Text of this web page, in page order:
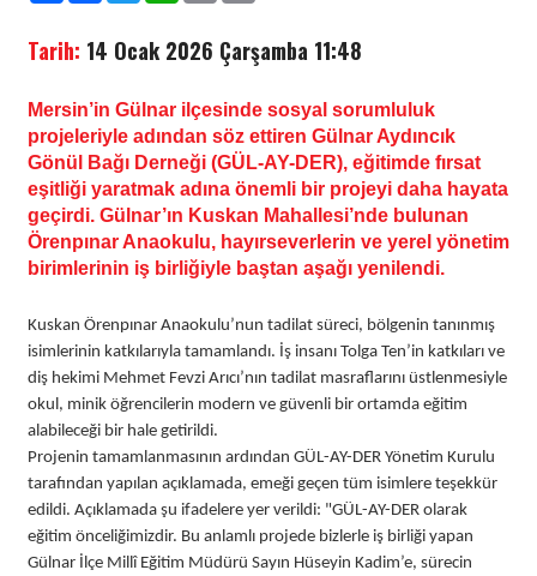
Tarih: 14 Ocak 2026 Çarşamba 11:48
Mersin’in Gülnar ilçesinde sosyal sorumluluk
projeleriyle adından söz ettiren Gülnar Aydıncık
Gönül Bağı Derneği (GÜL-AY-DER), eğitimde fırsat
eşitliği yaratmak adına önemli bir projeyi daha hayata
geçirdi. Gülnar’ın Kuskan Mahallesi’nde bulunan
Örenpınar Anaokulu, hayırseverlerin ve yerel yönetim
birimlerinin iş birliğiyle baştan aşağı yenilendi.
Kuskan Örenpınar Anaokulu’nun tadilat süreci, bölgenin tanınmış
isimlerinin katkılarıyla tamamlandı. İş insanı Tolga Ten’in katkıları ve
diş hekimi Mehmet Fevzi Arıcı’nın tadilat masraflarını üstlenmesiyle
okul, minik öğrencilerin modern ve güvenli bir ortamda eğitim
alabileceği bir hale getirildi.
Projenin tamamlanmasının ardından GÜL-AY-DER Yönetim Kurulu
tarafından yapılan açıklamada, emeği geçen tüm isimlere teşekkür
edildi. Açıklamada şu ifadelere yer verildi: "GÜL-AY-DER olarak
eğitim önceliğimizdir. Bu anlamlı projede bizlerle iş birliği yapan
Gülnar İlçe Millî Eğitim Müdürü Sayın Hüseyin Kadim’e, sürecin